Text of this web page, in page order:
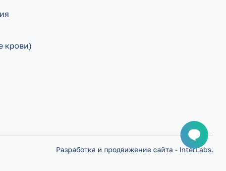
крови)
Разработка и продвижение сайта - InterLabs.